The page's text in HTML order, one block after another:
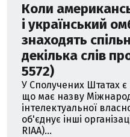
Коли
і український
знаходять
декілька слів
5572)
У Сполучених Штатах є
що має назву
інтелектуальної
об'єднує інші
RIAA)...